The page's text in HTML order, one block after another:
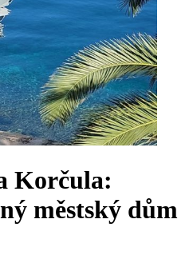
Korčula:
městský dům